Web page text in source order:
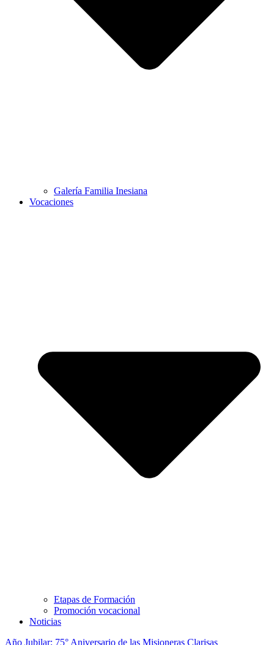
Galería Familia Inesiana
Vocaciones
Etapas de Formación
Promoción vocacional
Noticias
Año Jubilar: 75° Aniversario de las Misioneras Clarisas